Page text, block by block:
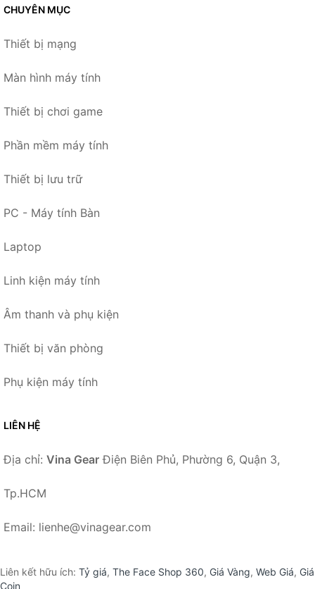
CHUYÊN MỤC
Thiết bị mạng
Màn hình máy tính
Thiết bị chơi game
Phần mềm máy tính
Thiết bị lưu trữ
PC - Máy tính Bàn
Laptop
Linh kiện máy tính
Âm thanh và phụ kiện
Thiết bị văn phòng
Phụ kiện máy tính
LIÊN HỆ
Địa chỉ: Vina Gear Điện Biên Phủ, Phường 6, Quận 3,
Tp.HCM
Email: lienhe@vinagear.com
Liên kết hữu ích: Tỷ giá, The Face Shop 360, Giá Vàng, Web Giá, Giá
Coin